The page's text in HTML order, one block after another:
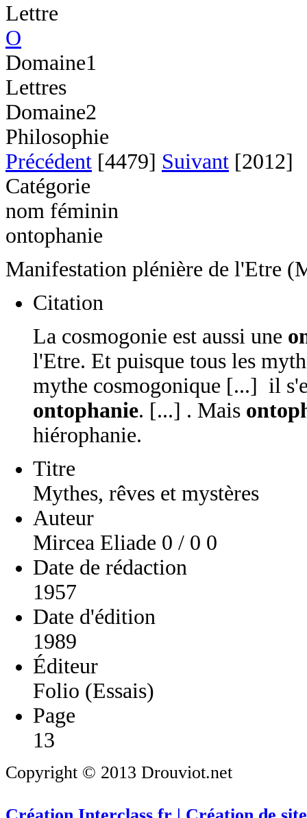
Lettre
O
Domaine1
Lettres
Domaine2
Philosophie
Précédent [4479] Suivant [2012]
Catégorie
nom féminin
ontophanie
Manifestation plénière de l'Etre
Citation
La cosmogonie est aussi une
l'Etre. Et puisque tous les
mythe cosmogonique [...] il
ontophanie. [...] . Mais
hiérophanie.
Titre
Mythes, rêves et mystères
Auteur
Mircea Eliade 0 / 0 0
Date de rédaction
1957
Date d'édition
1989
Éditeur
Folio (Essais)
Page
13
Copyright © 2013 Drouviot.net